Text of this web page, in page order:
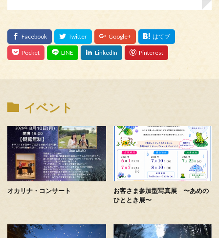
イベント
オカリナ・コンサート
お客さま参加型写真展 〜あめの
ひととき展〜